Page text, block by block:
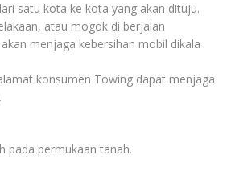
satu kota ke kota yang akan dituju.
atau mogok di berjalan
menjaga kebersihan mobil dikala
konsumen Towing dapat menjaga
pada permukaan tanah.